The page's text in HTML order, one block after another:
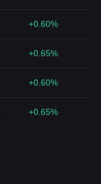
+0.60%
+0.65%
+0.60%
+0.65%